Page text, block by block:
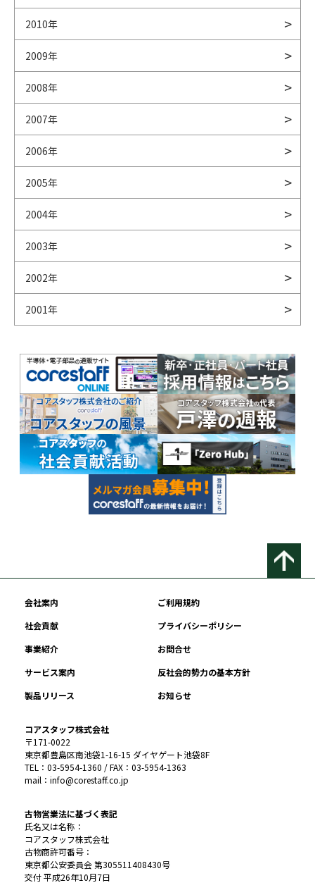
2010年
2009年
2008年
2007年
2006年
2005年
2004年
2003年
2002年
2001年
会社案内
ご利用規約
社会貢献
プライバシーポリシー
事業紹介
お問合せ
サービス案内
反社会的勢力の基本方針
製品リリース
お知らせ
コアスタッフ株式会社
〒171-0022
東京都豊島区南池袋1-16-15 ダイヤゲート池袋8F
TEL：03-5954-1360 / FAX：03-5954-1363
mail：info@corestaff.co.jp
古物営業法に基づく表記
氏名又は名称：
コアスタッフ株式会社
古物商許可番号：
東京都公安委員会 第305511408430号
交付 平成26年10月7日